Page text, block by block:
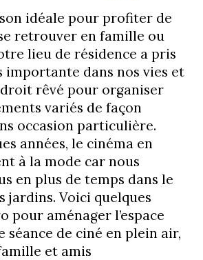
idéale pour profiter de
retrouver en famille ou
lieu de résidence a pris
importante dans nos vies et
rêvé pour organiser
variés de façon
occasion particulière.
années, le cinéma en
à la mode car nous
en plus de temps dans le
jardins. Voici quelques
pour aménager l’espace
séance de ciné en plein air,
et amis